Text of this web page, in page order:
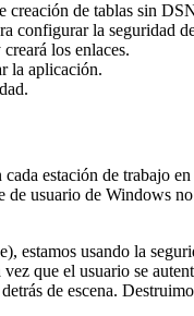
creación de tablas sin
configurar la seguridad
los enlaces.
la aplicación.
estación de trabajo
usuario de Windows
estamos usando la
que el usuario se
de escena.